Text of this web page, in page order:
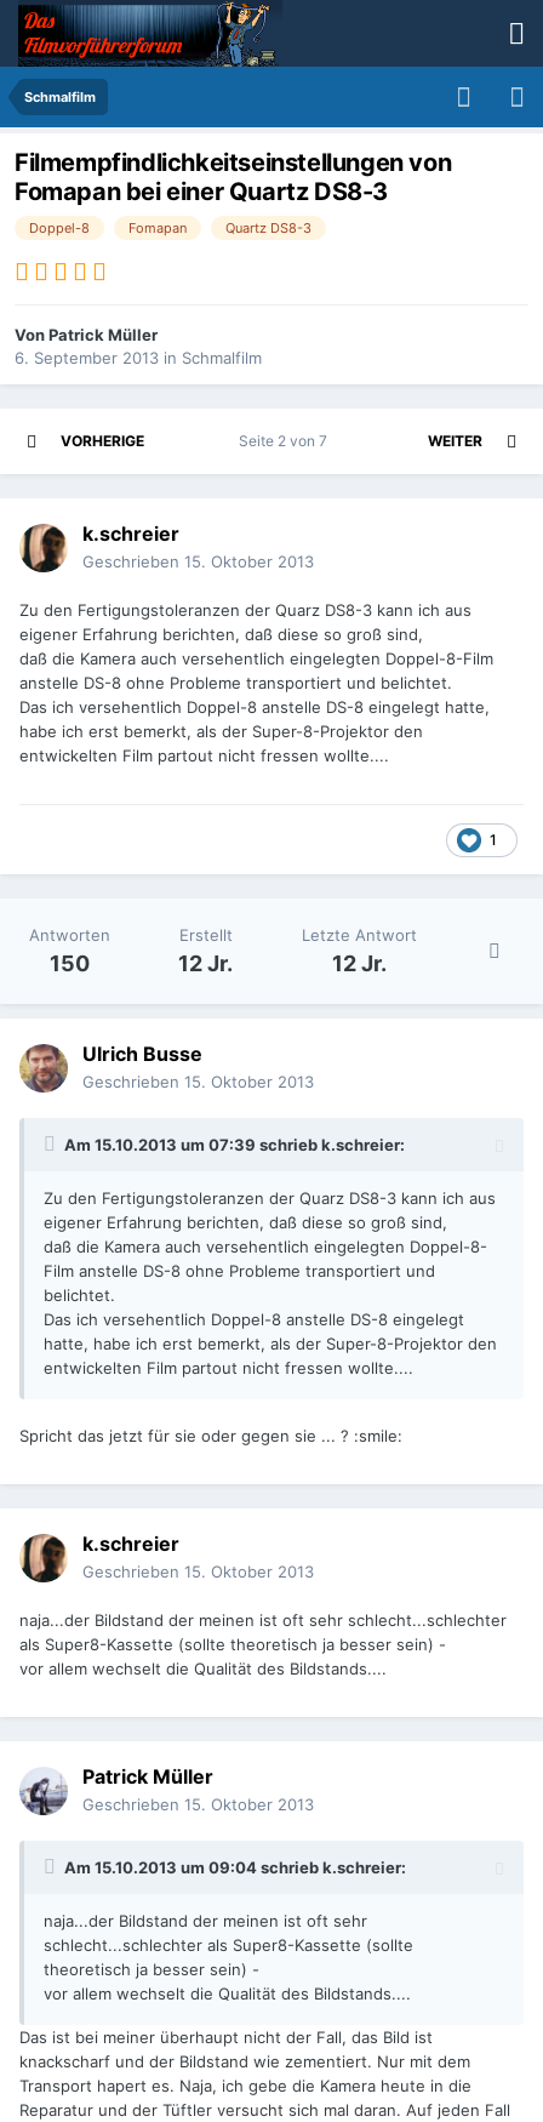
Schmalfilm
Filmempfindlichkeitseinstellungen von
Fomapan bei einer Quartz DS8-3
Doppel-8 Fomapan Quartz DS8-3
VonPatrick Müller
6. September 2013 in Schmalfilm
VORHERIGE WEITER
Seite 2 von 7
k.schreier
Geschrieben 15. Oktober 2013
Zu den Fertigungstoleranzen der Quarz DS8-3 kann ich aus
eigener Erfahrung berichten, daß diese so groß sind,
daß die Kamera auch versehentlich eingelegten Doppel-8-Film
anstelle DS-8 ohne Probleme transportiert und belichtet.
Das ich versehentlich Doppel-8 anstelle DS-8 eingelegt hatte,
habe ich erst bemerkt, als der Super-8-Projektor den
entwickelten Film partout nicht fressen wollte....
1
Antworten
150
Erstellt
12 Jr.
Letzte Antwort
12 Jr.
Ulrich Busse
Geschrieben 15. Oktober 2013
Am 15.10.2013 um 07:39 schrieb k.schreier:
Zu den Fertigungstoleranzen der Quarz DS8-3 kann ich aus
eigener Erfahrung berichten, daß diese so groß sind,
daß die Kamera auch versehentlich eingelegten Doppel-8-
Film anstelle DS-8 ohne Probleme transportiert und
belichtet.
Das ich versehentlich Doppel-8 anstelle DS-8 eingelegt
hatte, habe ich erst bemerkt, als der Super-8-Projektor den
entwickelten Film partout nicht fressen wollte....
Spricht das jetzt für sie oder gegen sie ... ? :smile:
k.schreier
Geschrieben 15. Oktober 2013
naja...der Bildstand der meinen ist oft sehr schlecht...schlechter
als Super8-Kassette (sollte theoretisch ja besser sein) -
vor allem wechselt die Qualität des Bildstands....
Patrick Müller
Geschrieben 15. Oktober 2013
Am 15.10.2013 um 09:04 schrieb k.schreier:
naja...der Bildstand der meinen ist oft sehr
schlecht...schlechter als Super8-Kassette (sollte
theoretisch ja besser sein) -
vor allem wechselt die Qualität des Bildstands....
Das ist bei meiner überhaupt nicht der Fall, das Bild ist
knackscharf und der Bildstand wie zementiert. Nur mit dem
Transport hapert es. Naja, ich gebe die Kamera heute in die
Reparatur und der Tüftler versucht sich mal daran. Auf jeden Fall